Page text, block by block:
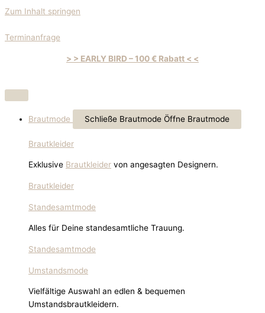
Zum Inhalt springen
Terminanfrage
> > EARLY BIRD – 100 € Rabatt < <
Brautmode Schließe Brautmode Öffne Brautmode
Brautkleider
Exklusive Brautkleider von angesagten Designern.
Brautkleider
Standesamtmode
Alles für Deine standesamtliche Trauung.
Standesamtmode
Umstandsmode
Vielfältige Auswahl an edlen & bequemen
Umstandsbrautkleidern.